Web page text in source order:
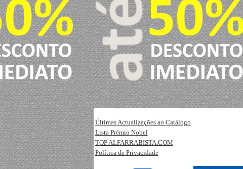
Últimas Actualizações ao Catálogo
Lista Prémio Nobel
TOP ALFARRABISTA.COM
Política de Privacidade